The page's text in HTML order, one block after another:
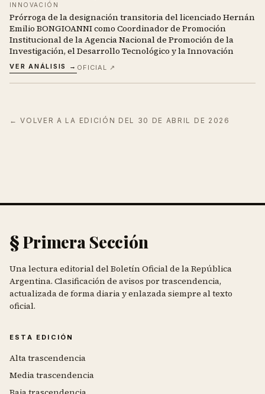
INNOVACIÓN
Prórroga de la designación transitoria del licenciado Hernán
Emilio BONGIOANNI como Coordinador de Promoción
Institucional de la Agencia Nacional de Promoción de la
Investigación, el Desarrollo Tecnológico y la Innovación
VER ANÁLISIS → OFICIAL ↗
← VOLVER A LA EDICIÓN DEL 30 DE ABRIL DE 2026
§ Primera Sección
Una lectura editorial del Boletín Oficial de la República
Argentina. Clasificación de avisos por trascendencia,
actualizada de forma diaria y enlazada siempre al texto
oficial.
ESTA EDICIÓN
Alta trascendencia
Media trascendencia